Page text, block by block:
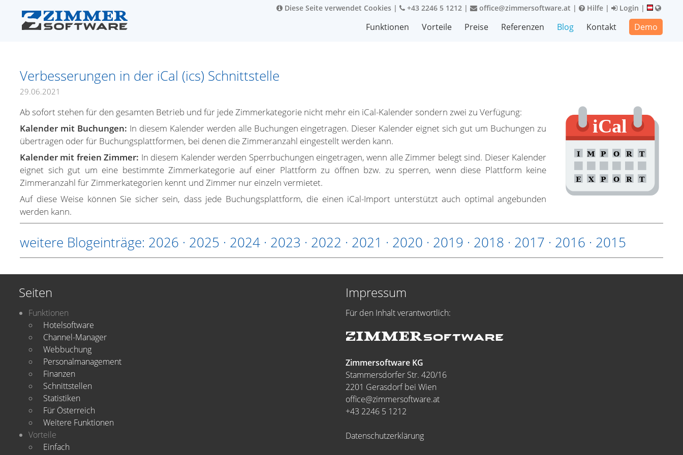
Diese Seite verwendet Cookies | +43 2246 5 1212 | office@zimmersoftware.at | Hilfe | Login |
Funktionen Vorteile Preise Referenzen Blog Kontakt Demo
Verbesserungen in der iCal (ics) Schnittstelle
29.06.2021
Ab sofort stehen für den gesamten Betrieb und für jede Zimmerkategorie nicht mehr ein iCal-Kalender sondern zwei zu Verfügung:
Kalender mit Buchungen: In diesem Kalender werden alle Buchungen eingetragen. Dieser Kalender eignet sich gut um Buchungen zu
übertragen oder für Buchungsplattformen, bei denen die Zimmeranzahl eingestellt werden kann.
Kalender mit freien Zimmer: In diesem Kalender werden Sperrbuchungen eingetragen, wenn alle Zimmer belegt sind. Dieser Kalender
eignet sich gut um eine bestimmte Zimmerkategorie auf einer Plattform zu öffnen bzw. zu sperren, wenn diese Plattform keine
Zimmeranzahl für Zimmerkategorien kennt und Zimmer nur einzeln vermietet.
Auf diese Weise können Sie sicher sein, dass jede Buchungsplattform, die einen iCal-Import unterstützt auch optimal angebunden
werden kann.
weitere Blogeinträge: 2026 · 2025 · 2024 · 2023 · 2022 · 2021 · 2020 · 2019 · 2018 · 2017 · 2016 · 2015
Seiten
Funktionen
Hotelsoftware
Channel-Manager
Webbuchung
Personalmanagement
Finanzen
Schnittstellen
Statistiken
Für Österreich
Weitere Funktionen
Vorteile
Einfach
Impressum
Für den Inhalt verantwortlich:
Zimmersoftware KG
Stammersdorfer Str. 420/16
2201 Gerasdorf bei Wien
office@zimmersoftware.at
+43 2246 5 1212
Datenschutzerklärung